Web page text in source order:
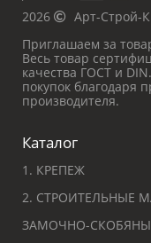
2026
Арт-Строй-
Приглашаем за
Весь товар
качества ГОСТ и
покупок благодаря
производителя.
Каталог
1. КРЕПЕЖ
2. СТРОИТЕЛЬНЫЕ
ЗАМОЧНО-